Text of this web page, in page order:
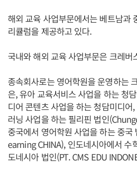
해외 교육 사업부문에서는 베트남과
리큘럼을 제공하고 있다.
국내와 해외 교육 사업부문은 크레버
종속회사로는 영어학원을 운영하는
은, 유아 교육서비스 사업을 하는 청
디어 콘텐츠 사업을 하는 청담미디어
러닝 사업을 하는 필리핀 법인
중국에서 영어학원 사업을 하는 중
earning CHINA), 인도네시아에서 수
도네시아 법인(PT. CMS EDU